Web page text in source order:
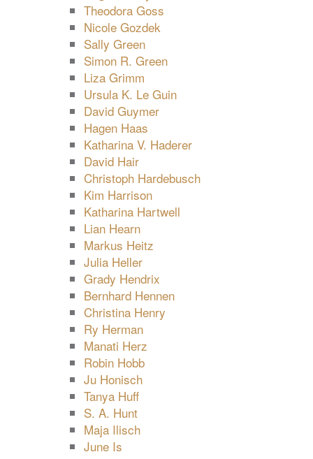
Theodora Goss
Nicole Gozdek
Sally Green
Simon R. Green
Liza Grimm
Ursula K. Le Guin
David Guymer
Hagen Haas
Katharina V. Haderer
David Hair
Christoph Hardebusch
Kim Harrison
Katharina Hartwell
Lian Hearn
Markus Heitz
Julia Heller
Grady Hendrix
Bernhard Hennen
Christina Henry
Ry Herman
Manati Herz
Robin Hobb
Ju Honisch
Tanya Huff
S. A. Hunt
Maja Ilisch
June Is